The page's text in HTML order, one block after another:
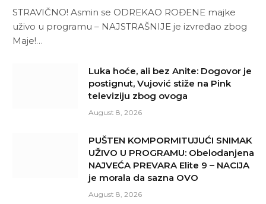
STRAVIČNO! Asmin se ODREKAO ROĐENE majke
uživo u programu – NAJSTRAŠNIJE je izvređao zbog
Maje!…
Luka hoće, ali bez Anite: Dogovor je
postignut, Vujović stiže na Pink
televiziju zbog ovoga
August 8, 2026
PUŠTEN KOMPORMITUJUĆI SNIMAK
UŽIVO U PROGRAMU: Obelodanjena
NAJVEĆA PREVARA Elite 9 – NACIJA
je morala da sazna OVO
August 8, 2026